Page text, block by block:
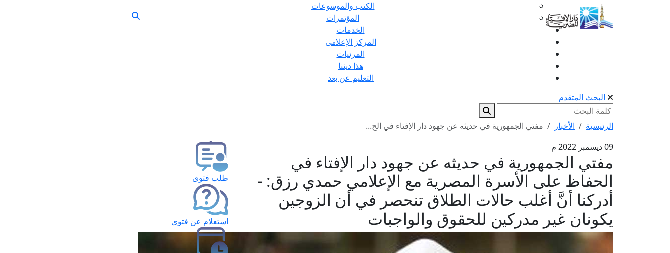
الكتب والموسوعات
المؤتمرات
الخدمات
المركز الإعلامى
المرئيات
هذا ديننا
التعليم عن بعد
البحث المتقدم
الرئيسية الأخبار
مفتي الجمهورية في حديثه عن جهود دار الإفتاء في الح...
09 ديسمبر 2022 م
مفتي الجمهورية في حديثه عن جهود دار الإفتاء في
الحفاظ على الأسرة المصرية مع الإعلامي حمدي رزق: -
أدركنا أنَّ أغلب حالات الطلاق تنحصر في أن الزوجين
يكونان غير مدركين للحقوق والواجبات
طلب فتوى
استعلام عن فتوى